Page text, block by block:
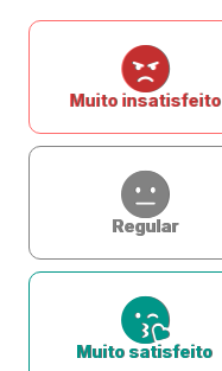
Muito insatisfeito
Regular
Muito satisfeito